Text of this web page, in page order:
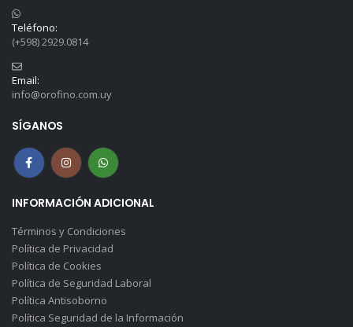
Teléfono:
(+598) 2929.0814
Email:
info@orofino.com.uy
SÍGANOS
INFORMACIÓN ADICIONAL
Términos y Condiciones
Política de Privacidad
Política de Cookies
Política de Seguridad Laboral
Política Antisoborno
Política Seguridad de la Información